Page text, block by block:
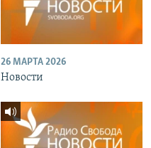
26 МАРТА 2026
Новости